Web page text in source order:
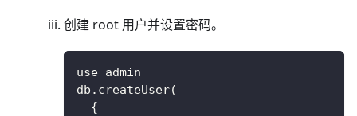
创建 root 用户并设置密码。
use admin
db.createUser(
  {